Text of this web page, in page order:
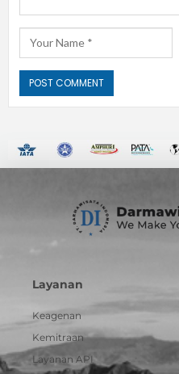
Layanan
Keagenan
Kemitraan
Layanan API